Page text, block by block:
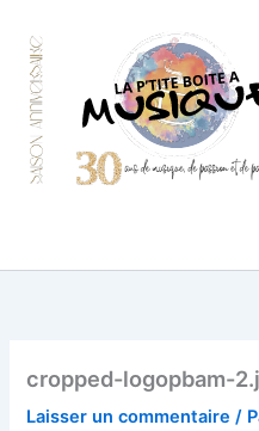
contenu
cropped-logopbam-
Laisser un commentaire /